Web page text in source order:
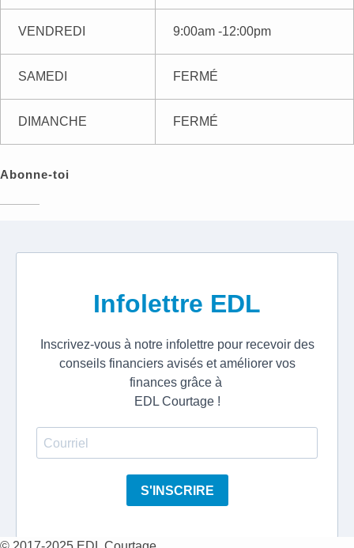
VENDREDI 9:00am -12:00pm
SAMEDI FERMÉ
DIMANCHE FERMÉ
Abonne-toi